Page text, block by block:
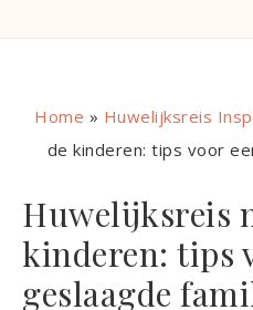
Home » Huwelijksreis
de kinderen: tips voor
Huwelijksreis
kinderen: tips
geslaagde